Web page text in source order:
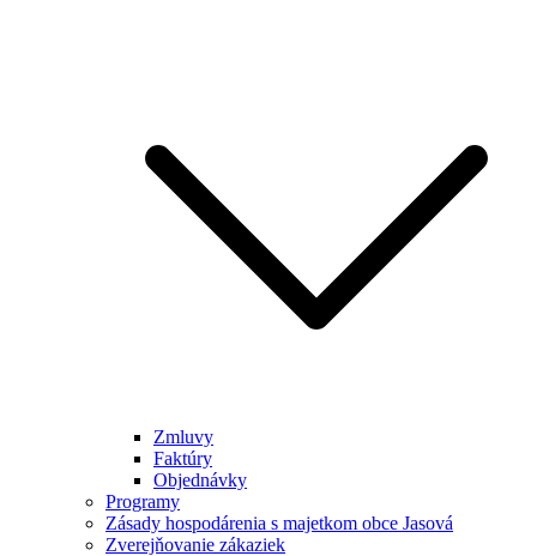
Zmluvy
Faktúry
Objednávky
Programy
Zásady hospodárenia s majetkom obce Jasová
Zverejňovanie zákaziek